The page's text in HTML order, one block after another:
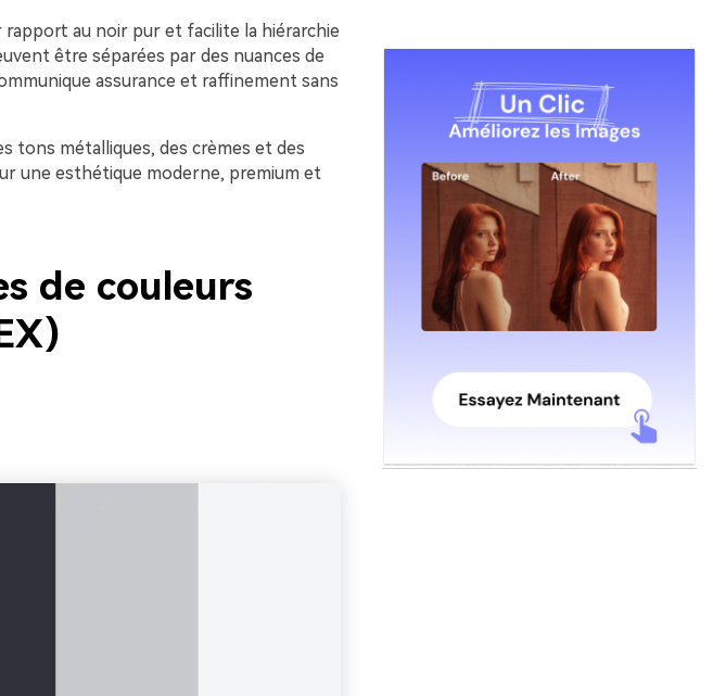
rapport au noir pur et facilite la hiérarchie
être séparées par des nuances de
assurance et raffinement sans
tons métalliques, des crèmes et des
une esthétique moderne, premium et
de couleurs